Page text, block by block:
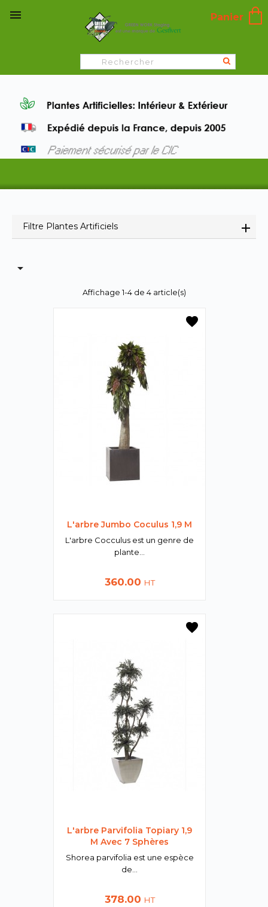
 Panier
Filtre Plantes Artificiels

Affichage 1-4 de 4 article(s)
L'arbre Jumbo Coculus 1,9 M
L'arbre Cocculus est un genre de
plante...
Prix
360.00 HT
favorite
L'arbre Parvifolia Topiary 1,9
M Avec 7 Sphères
Shorea parvifolia est une espèce
de...
Prix
378.00 HT
favorite